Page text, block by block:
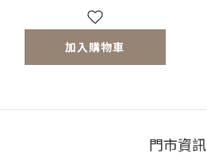
加入購物車
門市資訊